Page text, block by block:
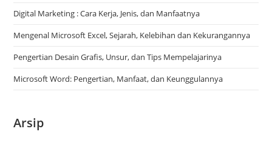
Digital Marketing : Cara Kerja, Jenis, dan Manfaatnya
Mengenal Microsoft Excel, Sejarah, Kelebihan dan Kekurangannya
Pengertian Desain Grafis, Unsur, dan Tips Mempelajarinya
Microsoft Word: Pengertian, Manfaat, dan Keunggulannya
Arsip